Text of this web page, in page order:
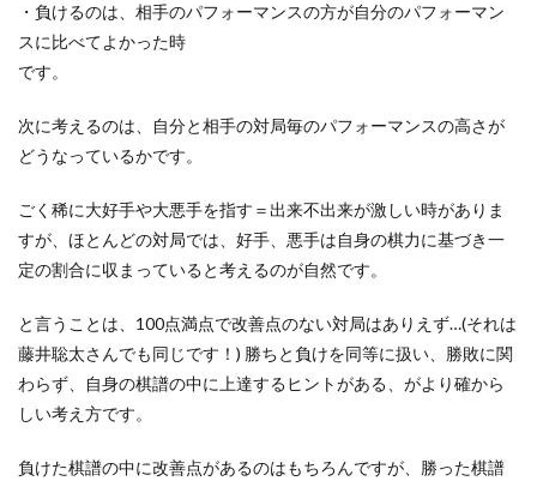
・負けるのは、相手のパフォーマンスの方が自分のパフォーマン
スに比べてよかった時
です。
次に考えるのは、自分と相手の対局毎のパフォーマンスの高さが
どうなっているかです。
ごく稀に大好手や大悪手を指す＝出来不出来が激しい時がありま
すが、ほとんどの対局では、好手、悪手は自身の棋力に基づき一
定の割合に収まっていると考えるのが自然です。
と言うことは、100点満点で改善点のない対局はありえず…(それは
藤井聡太さんでも同じです！) 勝ちと負けを同等に扱い、勝敗に関
わらず、自身の棋譜の中に上達するヒントがある、がより確から
しい考え方です。
負けた棋譜の中に改善点があるのはもちろんですが、勝った棋譜